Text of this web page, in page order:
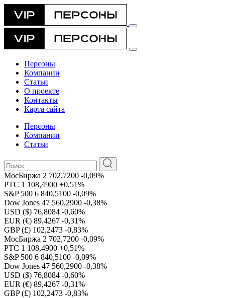
Персоны
Компании
Статьи
О проекте
Контакты
Карта сайта
Персоны
Компании
Статьи
МосБиржа 2 702,7200 -0,09%
РТС 1 108,4900 +0,51%
S&P 500 6 840,5100 -0,09%
Dow Jones 47 560,2900 -0,38%
USD ($) 76,8084 -0,60%
EUR (€) 89,4267 -0,31%
GBP (£) 102,2473 -0,83%
МосБиржа 2 702,7200 -0,09%
РТС 1 108,4900 +0,51%
S&P 500 6 840,5100 -0,09%
Dow Jones 47 560,2900 -0,38%
USD ($) 76,8084 -0,60%
EUR (€) 89,4267 -0,31%
GBP (£) 102,2473 -0,83%